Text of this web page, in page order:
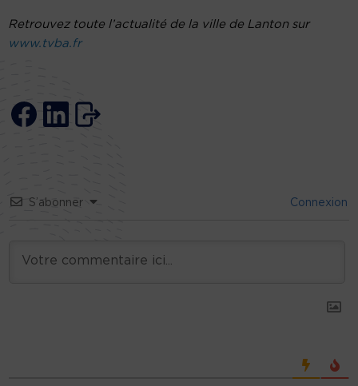
Retrouvez toute l’actualité de la ville de Lanton sur
www.tvba.fr
S’abonner Connexion